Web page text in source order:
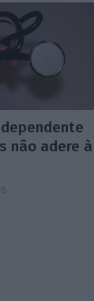
não adere à